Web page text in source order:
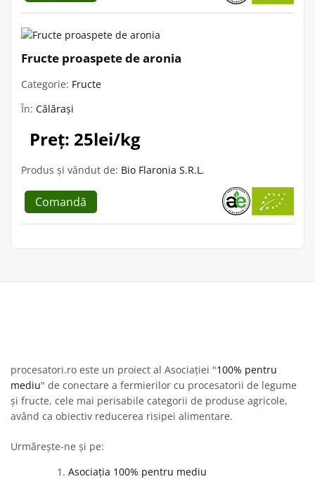
Fructe proaspete de aronia
Categorie: Fructe
În: Călărași
Preț: 25lei/kg
Produs și vândut de: Bio Flaronia S.R.L.
Comandă
procesatori.ro este un proiect al Asociației "100% pentru
mediu" de conectare a fermierilor cu procesatorii de legume
și fructe, cele mai perisabile categorii de produse agricole,
având ca obiectiv reducerea risipei alimentare.
Urmărește-ne și pe:
Asociația 100% pentru mediu